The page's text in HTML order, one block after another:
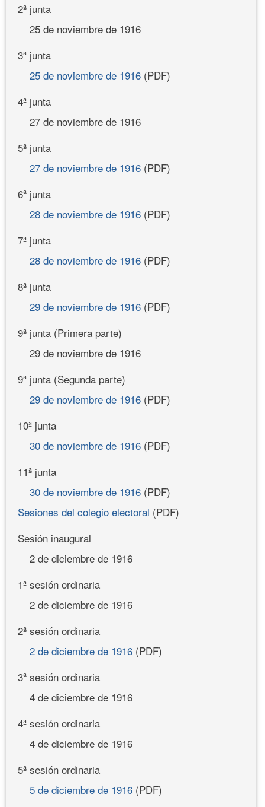
2ª junta
25 de noviembre de 1916
3ª junta
25 de noviembre de 1916 (PDF)
4ª junta
27 de noviembre de 1916
5ª junta
27 de noviembre de 1916 (PDF)
6ª junta
28 de noviembre de 1916 (PDF)
7ª junta
28 de noviembre de 1916 (PDF)
8ª junta
29 de noviembre de 1916 (PDF)
9ª junta (Primera parte)
29 de noviembre de 1916
9ª junta (Segunda parte)
29 de noviembre de 1916 (PDF)
10ª junta
30 de noviembre de 1916 (PDF)
11ª junta
30 de noviembre de 1916 (PDF)
Sesiones del colegio electoral (PDF)
Sesión inaugural
2 de diciembre de 1916
1ª sesión ordinaria
2 de diciembre de 1916
2ª sesión ordinaria
2 de diciembre de 1916 (PDF)
3ª sesión ordinaria
4 de diciembre de 1916
4ª sesión ordinaria
4 de diciembre de 1916
5ª sesión ordinaria
5 de diciembre de 1916 (PDF)